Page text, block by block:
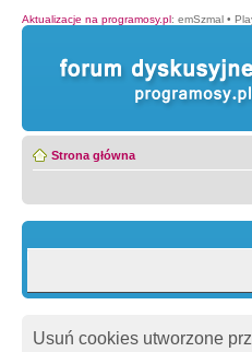
Aktualizacje na programosy.pl: emSzmal •
Strona główna
Usuń cookies utworzone